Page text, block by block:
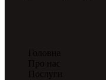
Головна
Про нас
Послуги